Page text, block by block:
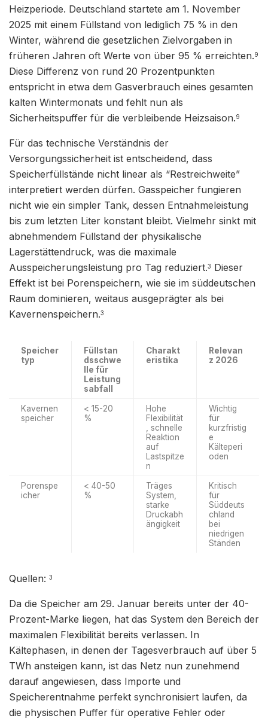
Heizperiode. Deutschland startete am 1. November
2025 mit einem Füllstand von lediglich 75 % in den
Winter, während die gesetzlichen Zielvorgaben in
früheren Jahren oft Werte von über 95 % erreichten.9
Diese Differenz von rund 20 Prozentpunkten
entspricht in etwa dem Gasverbrauch eines gesamten
kalten Wintermonats und fehlt nun als
Sicherheitspuffer für die verbleibende Heizsaison.9
Für das technische Verständnis der
Versorgungssicherheit ist entscheidend, dass
Speicherfüllstände nicht linear als “Restreichweite”
interpretiert werden dürfen. Gasspeicher fungieren
nicht wie ein simpler Tank, dessen Entnahmeleistung
bis zum letzten Liter konstant bleibt. Vielmehr sinkt mit
abnehmendem Füllstand der physikalische
Lagerstättendruck, was die maximale
Ausspeicherungsleistung pro Tag reduziert.3 Dieser
Effekt ist bei Porenspeichern, wie sie im süddeutschen
Raum dominieren, weitaus ausgeprägter als bei
Kavernenspeichern.3
Speicher
typ
Füllstan
dsschwe
lle für
Leistung
sabfall
Charakt
eristika
Relevan
z 2026
Kavernen
speicher
< 15-20
%
Hohe
Flexibilität
, schnelle
Reaktion
auf
Lastspitze
n
Wichtig
für
kurzfristig
e
Kälteperi
oden
Porenspe
icher
< 40-50
%
Träges
System,
starke
Druckabh
ängigkeit
Kritisch
für
Süddeuts
chland
bei
niedrigen
Ständen
Quellen: 3
Da die Speicher am 29. Januar bereits unter der 40-
Prozent-Marke liegen, hat das System den Bereich der
maximalen Flexibilität bereits verlassen. In
Kältephasen, in denen der Tagesverbrauch auf über 5
TWh ansteigen kann, ist das Netz nun zunehmend
darauf angewiesen, dass Importe und
Speicherentnahme perfekt synchronisiert laufen, da
die physischen Puffer für operative Fehler oder